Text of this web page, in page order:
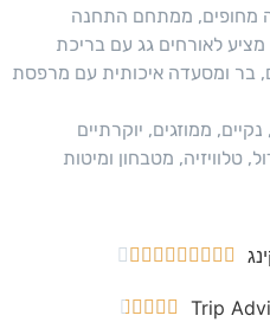
מחופים, ממתחם התחנה
לאורחים גג עם בריכת
בר ומסעדה איכותית עם מרפסת
ממוזגים, יוקרתיים
טלוויזיה, מטבחון ומיטות














